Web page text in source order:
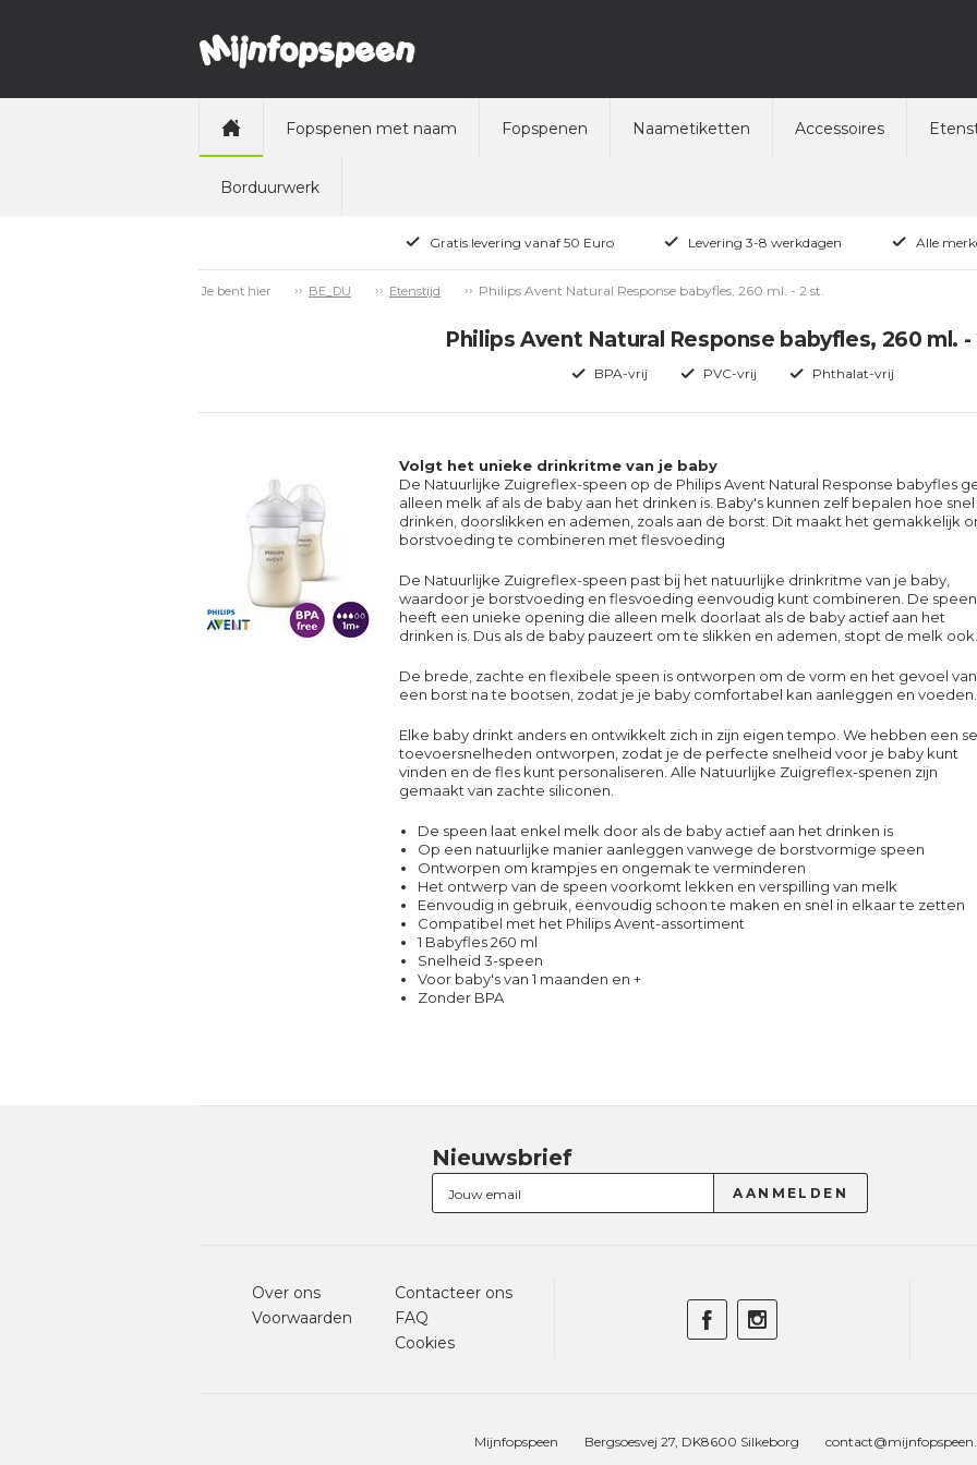
Fopspenen met naam Fopspenen Naametiketten Accessoires
Borduurwerk
Gratis levering vanaf 50 Euro Levering 3-8 werkdagen Alle
Je bent hier BE_DU Etenstijd Philips Avent Natural Response babyfles, 260 ml. - 2 st.
Philips Avent Natural Response babyfles, 260 ml. -
BPA-vrij PVC-vrij Phthalat-vrij
Volgt het unieke drinkritme van je baby
De Natuurlijke Zuigreflex-speen op de Philips Avent Natural Response babyfles
alleen melk af als de baby aan het drinken is. Baby's kunnen zelf bepalen hoe snel
drinken, doorslikken en ademen, zoals aan de borst. Dit maakt het gemakkelijk
borstvoeding te combineren met flesvoeding
De Natuurlijke Zuigreflex-speen past bij het natuurlijke drinkritme van je baby,
waardoor je borstvoeding en flesvoeding eenvoudig kunt combineren. De speen
heeft een unieke opening die alleen melk doorlaat als de baby actief aan het
drinken is. Dus als de baby pauzeert om te slikken en ademen, stopt de melk ook.
De brede, zachte en flexibele speen is ontworpen om de vorm en het gevoel van
een borst na te bootsen, zodat je je baby comfortabel kan aanleggen en voeden.
Elke baby drinkt anders en ontwikkelt zich in zijn eigen tempo. We hebben een
toevoersnelheden ontworpen, zodat je de perfecte snelheid voor je baby kunt
vinden en de fles kunt personaliseren. Alle Natuurlijke Zuigreflex-spenen zijn
gemaakt van zachte siliconen.
De speen laat enkel melk door als de baby actief aan het drinken is
Op een natuurlijke manier aanleggen vanwege de borstvormige speen
Ontworpen om krampjes en ongemak te verminderen
Het ontwerp van de speen voorkomt lekken en verspilling van melk
Eenvoudig in gebruik, eenvoudig schoon te maken en snel in elkaar te zetten
Compatibel met het Philips Avent-assortiment
1 Babyfles 260 ml
Snelheid 3-speen
Voor baby's van 1 maanden en +
Zonder BPA
Nieuwsbrief
Over ons
Voorwaarden
Contacteer ons
FAQ
Cookies
Mijnfopspeen Bergsoesvej 27, DK8600 Silkeborg